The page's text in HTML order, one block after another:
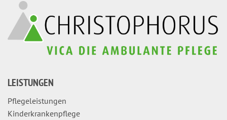
LEISTUNGEN
Pflegeleistungen
Kinderkrankenpflege